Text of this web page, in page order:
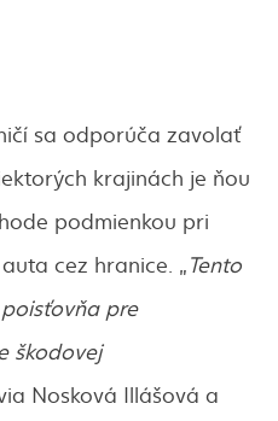
sa odporúča zavolať
krajinách je ňou
podmienkou pri
cez hranice. „Tento
pre
škodovej
Nosková Illášová a